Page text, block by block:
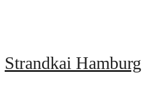
Strandkai Hamburg